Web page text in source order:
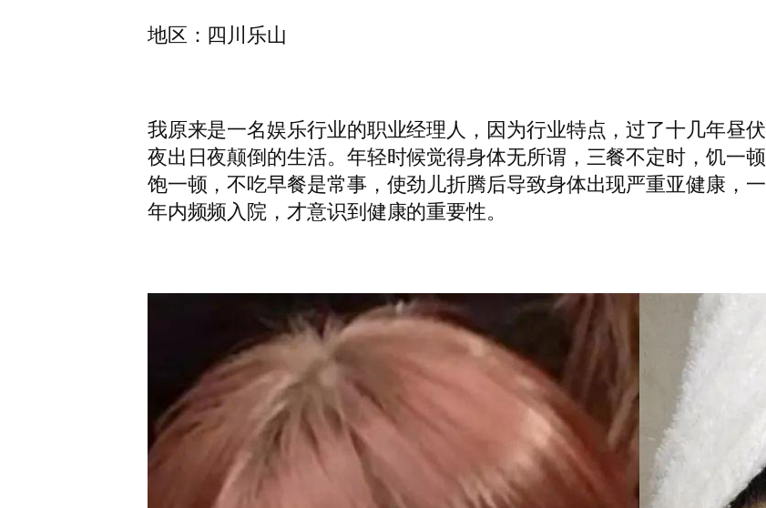
地区：四川乐山
我原来是一名娱乐行业的职业经理人，因为行业特点，过了十几年昼伏
夜出日夜颠倒的生活。年轻时候觉得身体无所谓，三餐不定时，饥一顿
饱一顿，不吃早餐是常事，使劲儿折腾后导致身体出现严重亚健康，一
年内频频入院，才意识到健康的重要性。